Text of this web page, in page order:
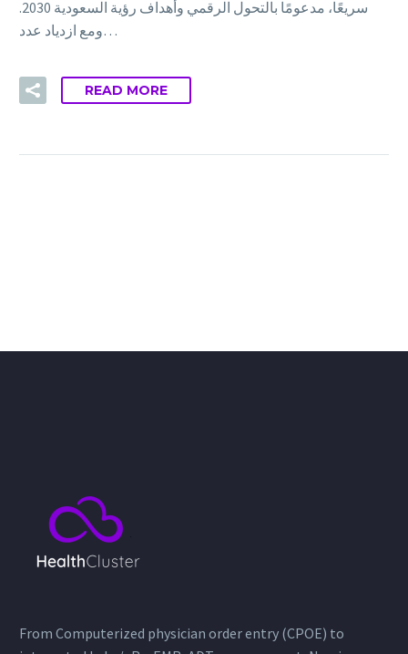
سريعًا، مدعومًا بالتحول الرقمي وأهداف رؤية السعودية 2030.
ومع ازدياد عدد…
READ MORE
From Computerized physician order entry (CPOE) to